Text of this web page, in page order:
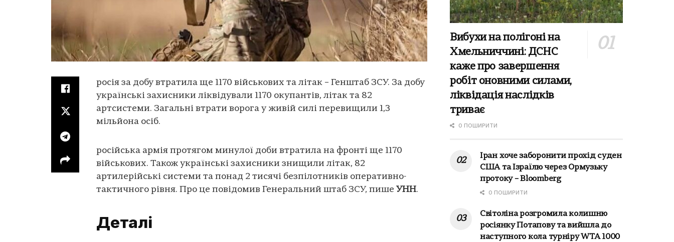
росія за добу втратила ще 1170 військових та літак – Генштаб ЗСУ. За добу
українські захисники ліквідували 1170 окупантів, літак та 82
артсистеми. Загальні втрати ворога у живій силі перевищили 1,3
мільйона осіб.
російська армія протягом минулої доби втратила на фронті ще 1170
військових. Також українські захисники знищили літак, 82
артилерійські системи та понад 2 тисячі безпілотників оперативно-
тактичного рівня. Про це повідомив Генеральний штаб ЗСУ, пише УНН.
Деталі
Вибухи на полігоні на
Хмельниччині: ДСНС
каже про завершення
робіт оновними силами,
ліквідація наслідків
триває
0 ПОШИРИТИ
Іран хоче заборонити прохід суден
США та Ізраїлю через Ормузьку
протоку – Bloomberg
0 ПОШИРИТИ
Світоліна розгромила колишню
росіянку Потапову та вийшла до
наступного кола турніру WTA 1000